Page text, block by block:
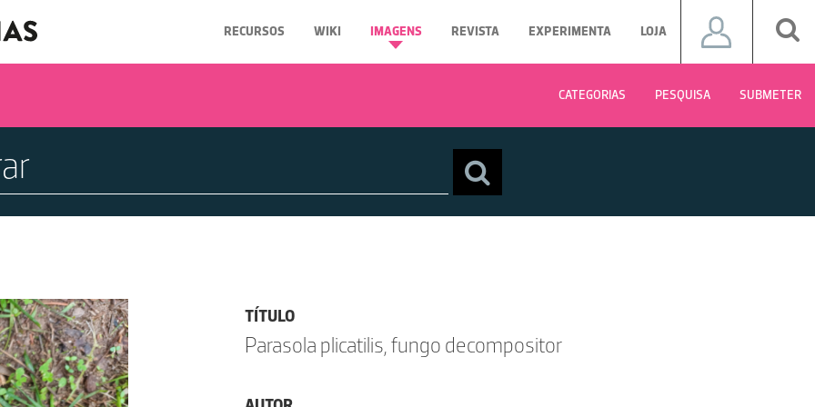
RECURSOS WIKI IMAGENS REVISTA EXPERIMENTA LOJA
CATEGORIAS PESQUISA SUBMETER
TÍTULO
Parasola plicatilis, fungo decompositor